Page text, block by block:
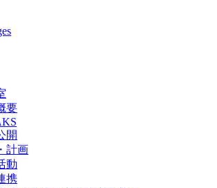
要
開
計画
動
携